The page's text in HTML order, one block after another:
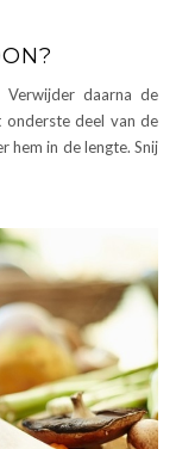
daarna de
onderste deel van de
hem in de lengte. Snij